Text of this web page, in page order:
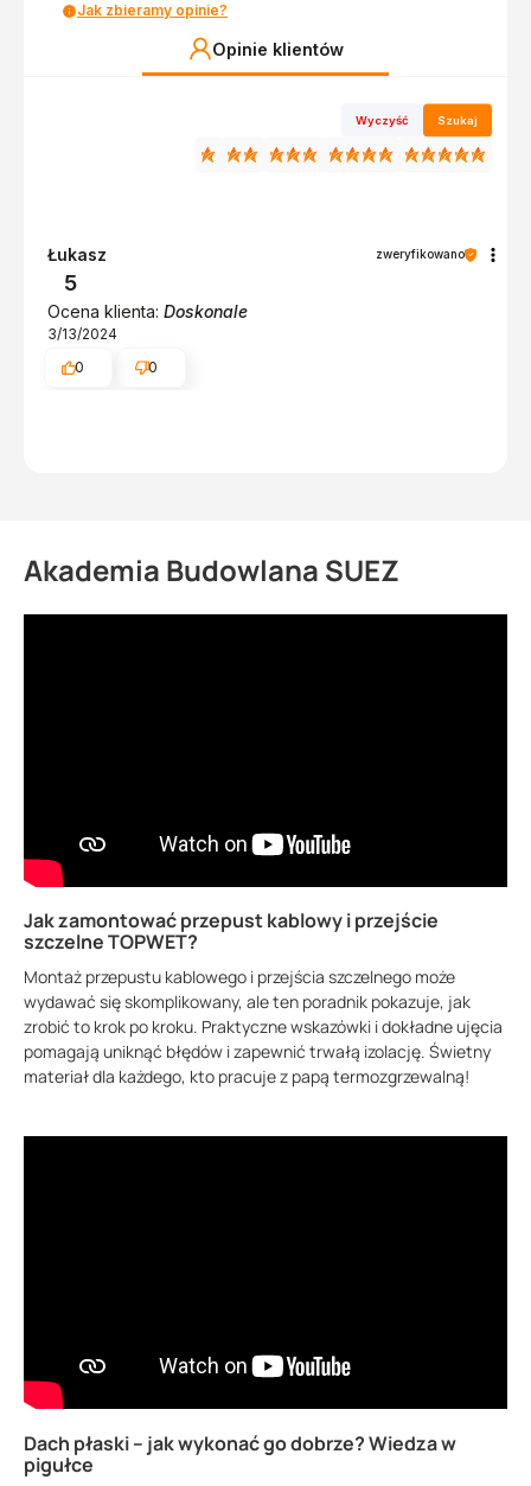
Jak zbieramy opinie?
Opinie klientów
Wyczyść Szukaj
Łukasz zweryfikowano
5
Ocena klienta: Doskonale
3/13/2024
0
0
Akademia Budowlana SUEZ
Jak zamontować przepust kablowy i przejście
szczelne TOPWET?
Montaż przepustu kablowego i przejścia szczelnego może
wydawać się skomplikowany, ale ten poradnik pokazuje, jak
zrobić to krok po kroku. Praktyczne wskazówki i dokładne ujęcia
pomagają uniknąć błędów i zapewnić trwałą izolację. Świetny
materiał dla każdego, kto pracuje z papą termozgrzewalną!
Dach płaski – jak wykonać go dobrze? Wiedza w
pigułce